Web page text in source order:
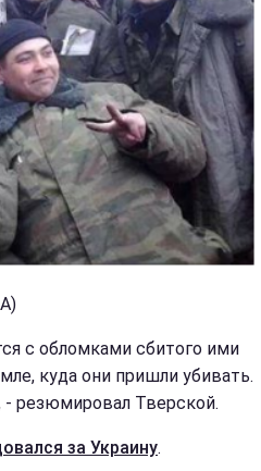
с обломками сбитого ими
куда они пришли убивать.
резюмировал Тверской.
за Украину.